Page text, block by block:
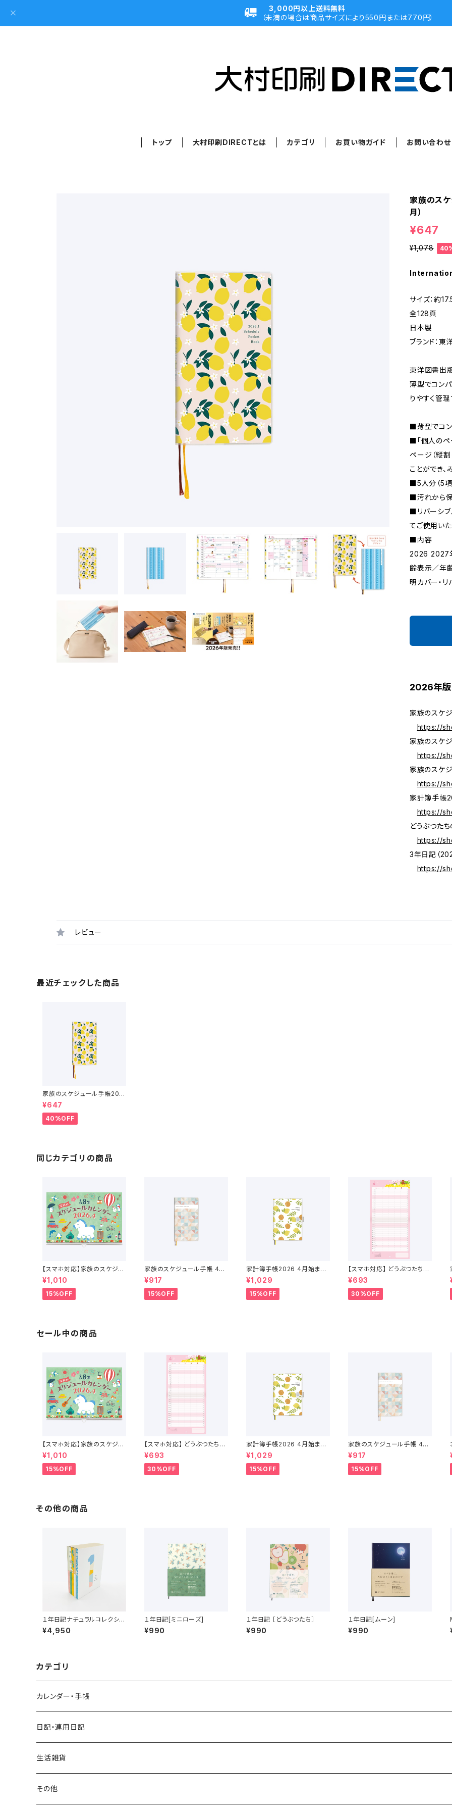
3,000円以上送料無料
（未満の場合は商品サイズにより550円または770円）
トップ 大村印刷DIRECTとは カテゴリ お買い物ガイド お問い合わせ
家族のス
月）
¥647
¥1,078
サイズ：約
全128頁
日本製
ブランド：
東洋図書出
薄型でコン
りやすく管理
■薄型でコン
■「個人のペ
ページ（縦
ことができ
■5人分（5項
■汚れから保
■リバーシブ
てご使用い
■内容
2026 2027
齢表示／年
明カバー・
2026年
家族のスケ
https://
家族のスケ
https://
家族のスケ
https://
家計簿手帳
https://
どうぶつた
https://
3年日記（
https://
レビュー
最近チェックした商品
家族のスケジュール手帳202
6（2025年12月〜2027年1
月）
¥647
40%OFF
同じカテゴリの商品
【スマホ対応】家族のスケジュ
ールカレンダー 4月始まり （2
026年4月〜2027年4月）
¥1,010
15%OFF
家族のスケジュール手帳 4月
始まり（2026年3月〜2027
年4月）
¥917
15%OFF
家計簿手帳2026 4月始まり
（2026年3月〜2027年4月）
¥1,029
15%OFF
【スマホ対応】 どうぶつたちの
スケジュールカレンダー 202
6年 4月始まり
¥693
30%OFF
セール中の商品
【スマホ対応】家族のスケジュ
ールカレンダー 4月始まり （2
026年4月〜2027年4月）
¥1,010
15%OFF
【スマホ対応】 どうぶつたちの
スケジュールカレンダー 202
6年 4月始まり
¥693
30%OFF
家計簿手帳2026 4月始まり
（2026年3月〜2027年4月）
¥1,029
15%OFF
家族のスケジュール手帳 4月
始まり（2026年3月〜2027
年4月）
¥917
15%OFF
その他の商品
１年日記ナチュラルコレクショ
ン
¥4,950
１年日記[ミニローズ]
¥990
１年日記 ［どうぶつたち］
¥990
１年日記[ムーン]
¥990
カテゴリ
カレンダー・手帳
日記・連用日記
生活雑貨
その他